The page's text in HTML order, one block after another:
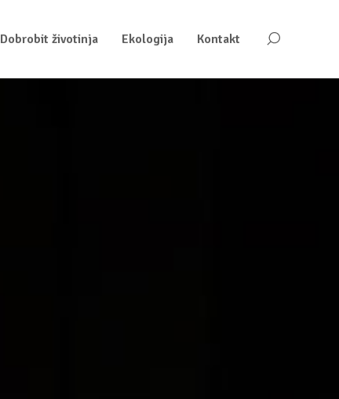
Dobrobit životinja Ekologija Kontakt